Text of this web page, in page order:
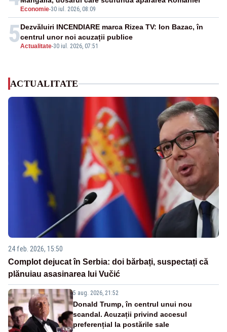
Economie-30 iul. 2026, 08:09
5Actualitate-30 iul. 2026, 07:51
Dezvăluiri INCENDIARE marca Rizea TV: Ion Bazac, în
centrul unor noi acuzații publice
ACTUALITATE
24 feb. 2026, 15:50
Complot dejucat în Serbia: doi bărbați, suspectați că
plănuiau asasinarea lui Vučić
5 aug. 2026, 21:52
Donald Trump, în centrul unui nou
scandal. Acuzații privind accesul
preferențial la postările sale